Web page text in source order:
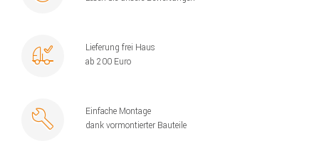
Lieferung frei Haus
ab 200 Euro
Einfache Montage
dank vormontierter Bauteile